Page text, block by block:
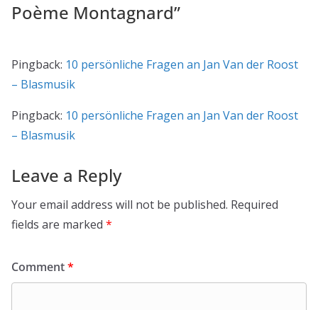
Poème Montagnard”
Pingback: 10 persönliche Fragen an Jan Van der Roost
– Blasmusik
Pingback: 10 persönliche Fragen an Jan Van der Roost
– Blasmusik
Leave a Reply
Your email address will not be published. Required
fields are marked *
Comment*